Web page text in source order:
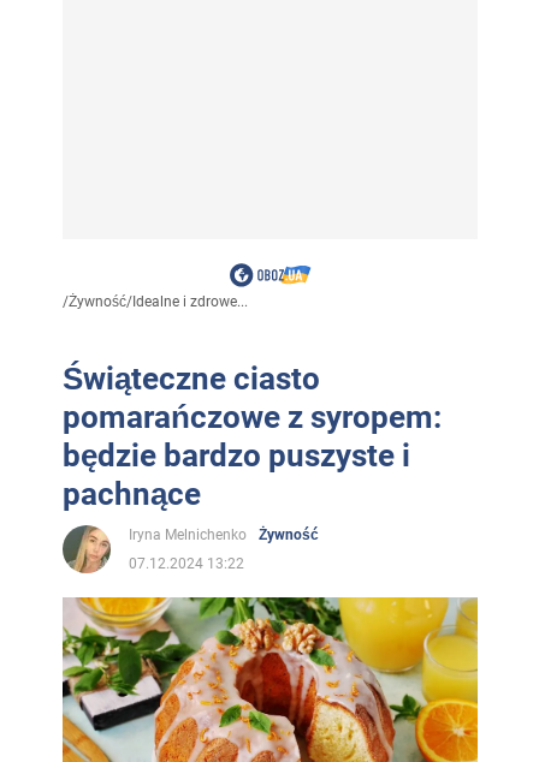
/Żywność/Idealne i zdrowe...
Świąteczne ciasto
pomarańczowe z syropem:
będzie bardzo puszyste i
pachnące
Iryna Melnichenko
Żywność
07.12.2024 13:22